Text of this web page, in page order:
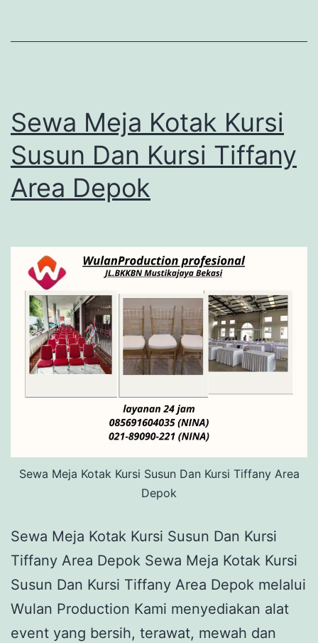
Sewa Meja Kotak Kursi
Susun Dan Kursi Tiffany
Area Depok
Sewa Meja Kotak Kursi Susun Dan Kursi Tiffany Area
Depok
Sewa Meja Kotak Kursi Susun Dan Kursi
Tiffany Area Depok Sewa Meja Kotak Kursi
Susun Dan Kursi Tiffany Area Depok melalui
Wulan Production Kami menyediakan alat
event yang bersih, terawat, mewah dan